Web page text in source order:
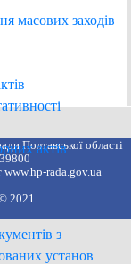
масових заходів
актів
з
установ
Полтавської області
www.hp-rada.gov.ua
2021